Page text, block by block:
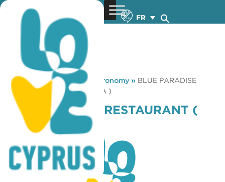
FR
You are here: Home »Gastronomy» BLUE PARADISE
RESTAURANT ( AGIA NAPA )
BLUE PARADISE RESTAURANT (
AGIA NAPA )